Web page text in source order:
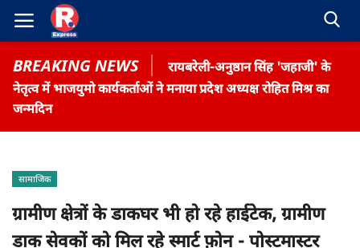
BREAKING NEWS
रायबरेली-अनुष्ठान सिंह 'जहाजी' के
नेतृत्व में भाजयुमो कार्यकर्ताओं ने मनाया प्रदेश अध्यक्ष रोहित मिश्र का
जन्मदिन
Home
Contact
Gallery
सामाजिक
ग्रामीण क्षेत्रों के डाकघर भी हो रहे हाईटेक, ग्रामीण
डाक सेवकों को मिल रहे स्मार्ट फ़ोन - पोस्टमास्टर